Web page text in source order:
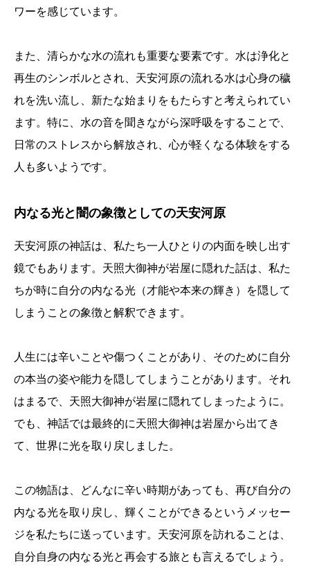
ワーを感じています。
また、清らかな水の流れも重要な要素です。水は浄化と
再生のシンボルとされ、天安河原の流れる水は心身の穢
れを洗い流し、新たな始まりをもたらすと考えられてい
ます。特に、水の音を聞きながら深呼吸をすることで、
日常のストレスから解放され、心が軽くなる体験をする
人も多いようです。
内なる光と闇の象徴としての天安河原
天安河原の神話は、私たち一人ひとりの内面を映し出す
鏡でもあります。天照大御神が岩屋に隠れた話は、私た
ちが時に自分の内なる光（才能や本来の輝き）を隠して
しまうことの象徴と解釈できます。
人生には辛いことや傷つくことがあり、そのために自分
の本当の姿や能力を隠してしまうことがあります。それ
はまるで、天照大御神が岩屋に隠れてしまったように。
でも、神話では最終的に天照大御神は岩屋から出てき
て、世界に光を取り戻しました。
この物語は、どんなに辛い時期があっても、再び自分の
内なる光を取り戻し、輝くことができるというメッセー
ジを私たちに送っています。天安河原を訪れることは、
自分自身の内なる光と再会する旅とも言えるでしょう。